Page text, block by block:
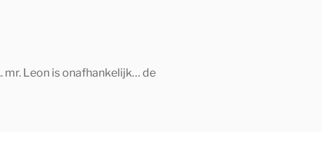
Leon is onafhankelijk… de